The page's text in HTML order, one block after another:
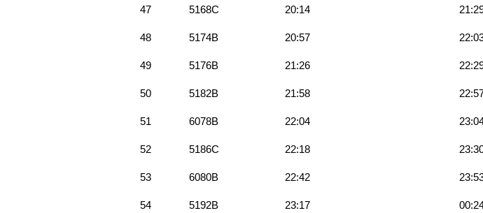
47 5168C 20:14
48 5174B 20:57
49 5176B 21:26
50 5182B 21:58
51 6078B 22:04
52 5186C 22:18
53 6080B 22:42
54 5192B 23:17